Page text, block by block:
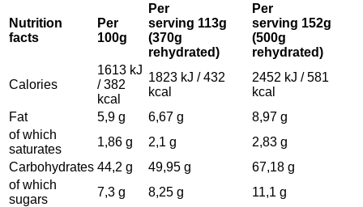
Nutrition
facts
Per
100g
Per
serving 113g
(370g
rehydrated)
Per
serving 152g
(500g
rehydrated)
Calories
1613 kJ
/ 382
kcal
1823 kJ / 432
kcal
2452 kJ / 581
kcal
Fat
5,9 g 6,67 g
8,97 g
of which
saturates
1,86 g 2,1 g
2,83 g
Carbohydrates 44,2 g 49,95 g
67,18 g
of which
sugars
7,3 g 8,25 g
11,1 g